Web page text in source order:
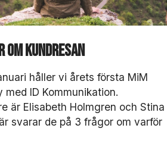
om kundresan
håller vi årets första MiM
med ID Kommunikation.
är Elisabeth Holmgren och Stina
svarar de på 3 frågor om varför